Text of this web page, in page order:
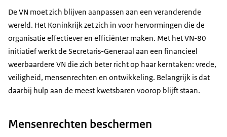
De VN moet zich blijven aanpassen aan een veranderende
wereld. Het Koninkrijk zet zich in voor hervormingen die de
organisatie effectiever en efficiënter maken. Met het VN-80
initiatief werkt de Secretaris-Generaal aan een financieel
weerbaardere VN die zich beter richt op haar kerntaken: vrede,
veiligheid, mensenrechten en ontwikkeling. Belangrijk is dat
daarbij hulp aan de meest kwetsbaren voorop blijft staan.
Mensenrechten beschermen